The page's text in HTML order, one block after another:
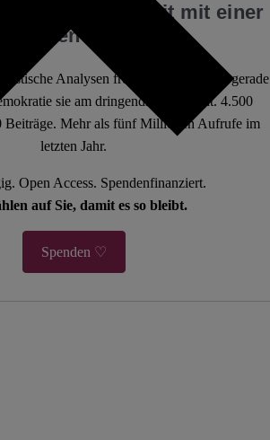
Sie unsere Arbeit mit einer
Spende
Analysen frei zur Verfügung – gerade
sie am dringendsten braucht. 4.500
Beiträge. Mehr als fünf Millionen Aufrufe im
letzten Jahr.
Open Access. Spendenfinanziert.
auf Sie, damit es so bleibt.
Spenden ♡